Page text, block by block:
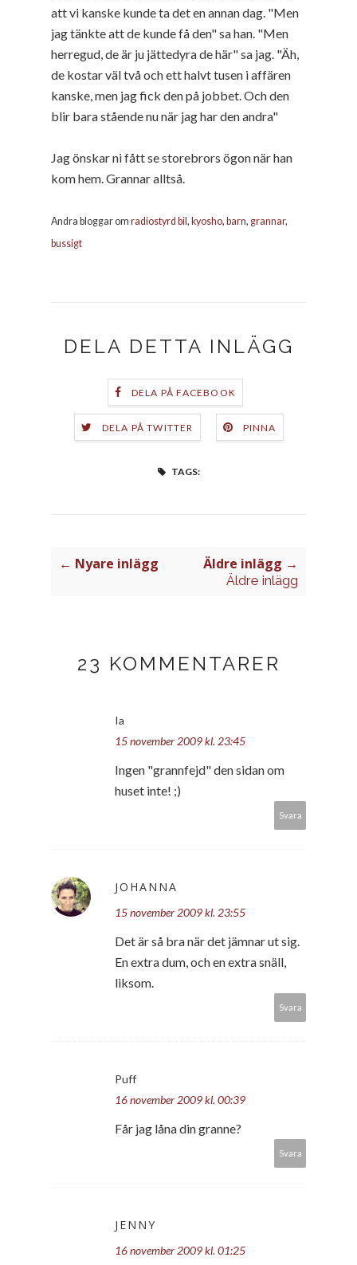
att vi kanske kunde ta det en annan dag. "Men
jag tänkte att de kunde få den" sa han. "Men
herregud, de är ju jättedyra de här" sa jag. "Äh,
de kostar väl två och ett halvt tusen i affären
kanske, men jag fick den på jobbet. Och den
blir bara stående nu när jag har den andra"
Jag önskar ni fått se storebrors ögon när han
kom hem. Grannar alltså.
Andra bloggar om radiostyrd bil, kyosho, barn, grannar,
bussigt
DELA DETTA INLÄGG
DELA PÅ FACEBOOK
DELA PÅ TWITTER PINNA
TAGS:
← Nyare inlägg Äldre inlägg →
Äldre inlägg
23 KOMMENTARER
Ia
15 november 2009 kl. 23:45
Ingen "grannfejd" den sidan om
huset inte! ;)
Svara
JOHANNA
15 november 2009 kl. 23:55
Det är så bra när det jämnar ut sig.
En extra dum, och en extra snäll,
liksom.
Svara
Puff
16 november 2009 kl. 00:39
Får jag låna din granne?
Svara
JENNY
16 november 2009 kl. 01:25